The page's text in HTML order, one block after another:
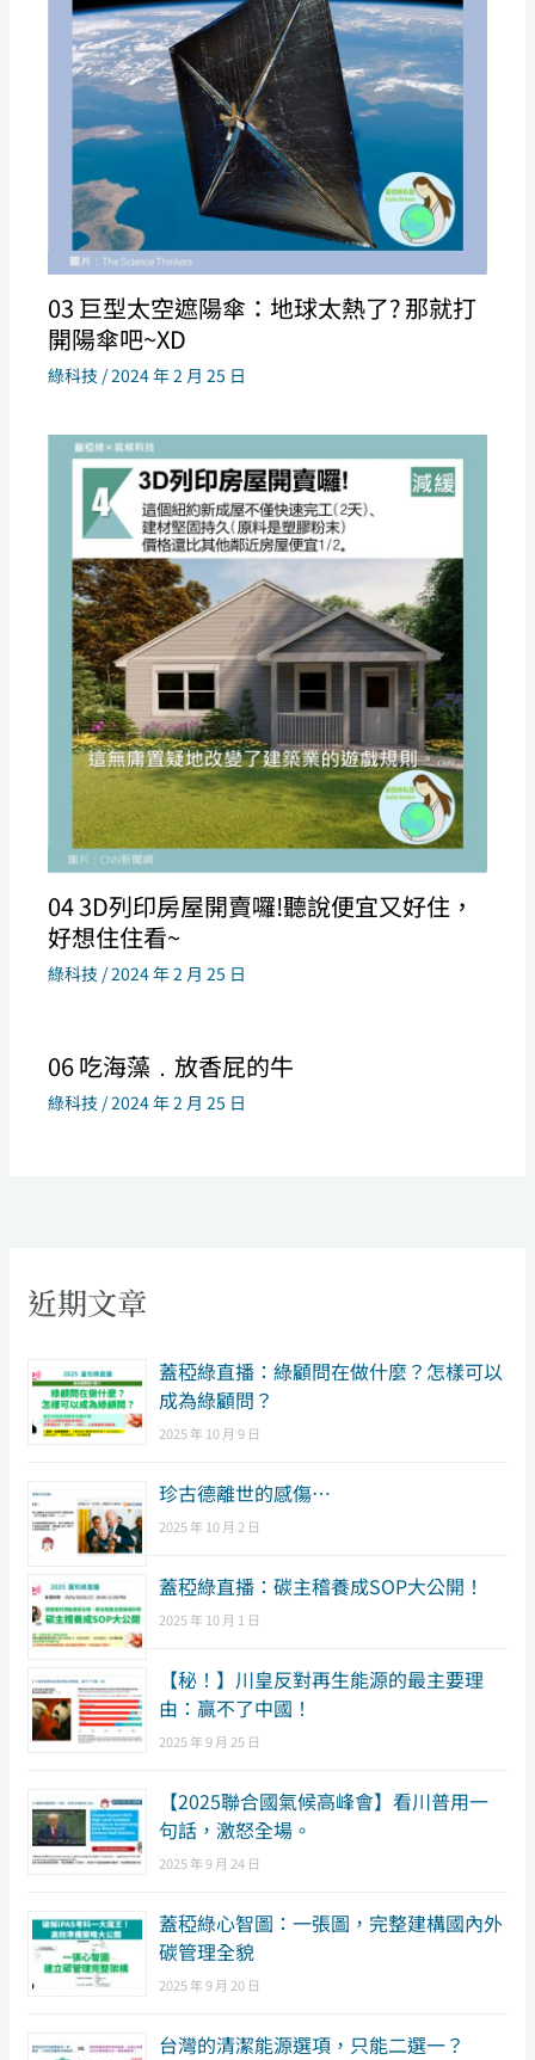
03 巨型太空遮陽傘：地球太熱了? 那就打
開陽傘吧~XD
綠科技 /2024 年 2 月 25 日
04 3D列印房屋開賣囉!聽說便宜又好住，
好想住住看~
綠科技 /2024 年 2 月 25 日
06 吃海藻﹒放香屁的牛
綠科技 /2024 年 2 月 25 日
近期文章
​蓋稏綠直播：綠顧問在做什麼？怎樣可以
成為綠顧問？
2025 年 10 月 9 日
珍古德離世的感傷…
2025 年 10 月 2 日
蓋稏綠直播：碳主稽養成SOP大公開！
2025 年 10 月 1 日
【秘！】川皇反對再生能源的最主要理
由：贏不了中國！
2025 年 9 月 25 日
【2025聯合國氣候高峰會】看川普用一
句話，激怒全場。
2025 年 9 月 24 日
蓋稏綠心智圖：一張圖，完整建構國內外
碳管理全貌
2025 年 9 月 20 日
台灣的清潔能源選項，只能二選一？